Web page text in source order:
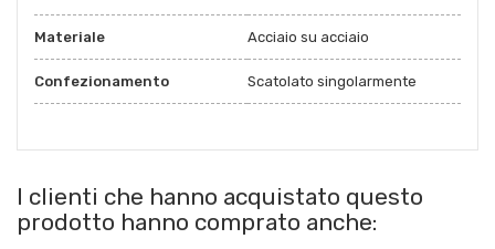
Materiale Acciaio su acciaio
Confezionamento Scatolato singolarmente
I clienti che hanno acquistato questo
prodotto hanno comprato anche: